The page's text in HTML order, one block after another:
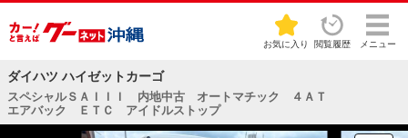
お気に入り 閲覧履歴 メニュー
ダイハツ ハイゼットカーゴ
スペシャルＳＡＩＩＩ 内地中古 オートマチック ４ＡＴ
エアバック ＥＴＣ アイドルストップ